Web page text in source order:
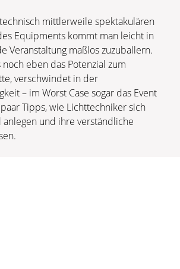
mittlerweile spektakulären
Equipments kommt man leicht in
Veranstaltung maßlos zuzuballern.
noch eben das Potenzial zum
verschwindet in der
– im Worst Case sogar das Event
Tipps, wie Lichttechniker sich
anlegen und ihre verständliche